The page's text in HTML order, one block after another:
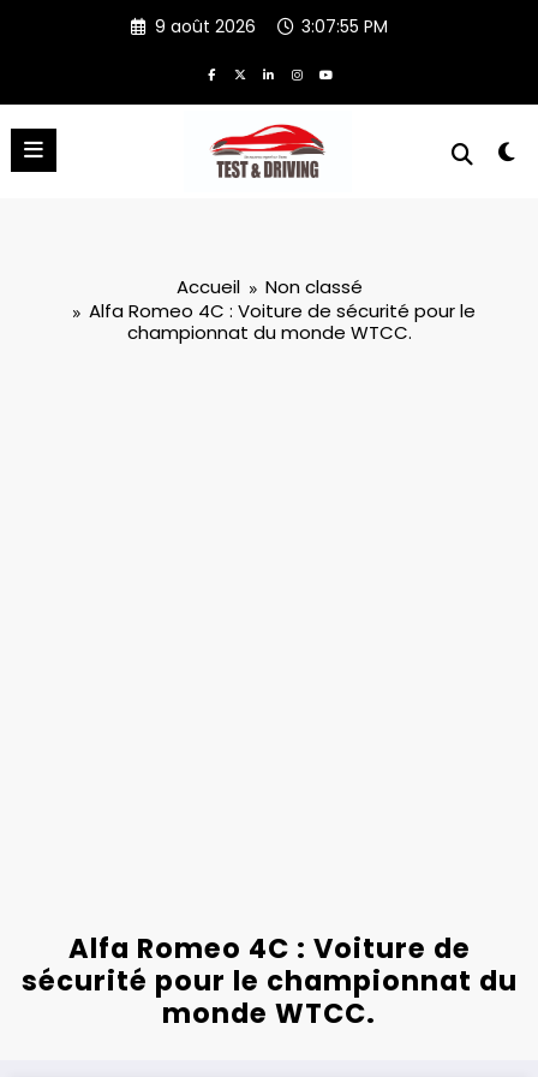
9 août 2026 3:07:55 PM
Accueil
Non classé
Alfa Romeo 4C : Voiture de sécurité pour le
championnat du monde WTCC.
Alfa Romeo 4C : Voiture de
sécurité pour le championnat du
monde WTCC.